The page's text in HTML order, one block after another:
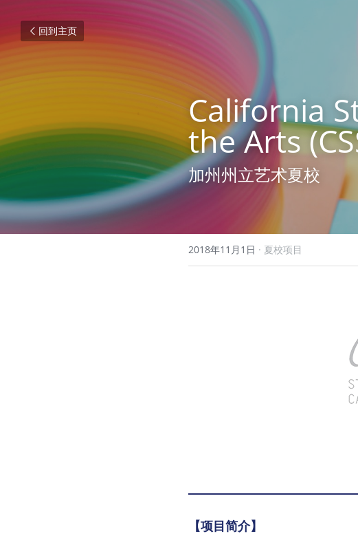
回到主页
California
the Arts
加州州立艺术夏校
2018年11月1日 · 夏校项目
【项目简介】